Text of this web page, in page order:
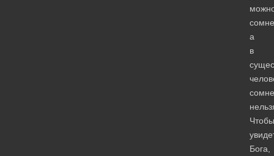
а
в
Чтобы
Бога,